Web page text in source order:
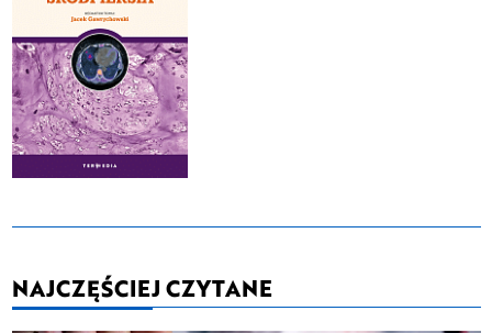
NAJCZĘŚCIEJ CZYTANE